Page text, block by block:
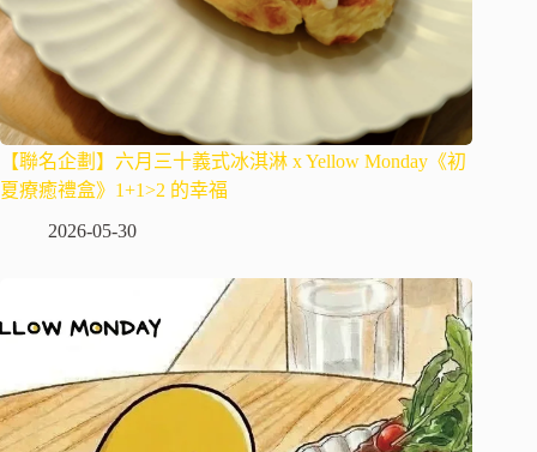
【聯名企劃】六月三十義式冰淇淋 x Yellow Monday《初
夏療癒禮盒》1+1>2 的幸福
2026-05-30